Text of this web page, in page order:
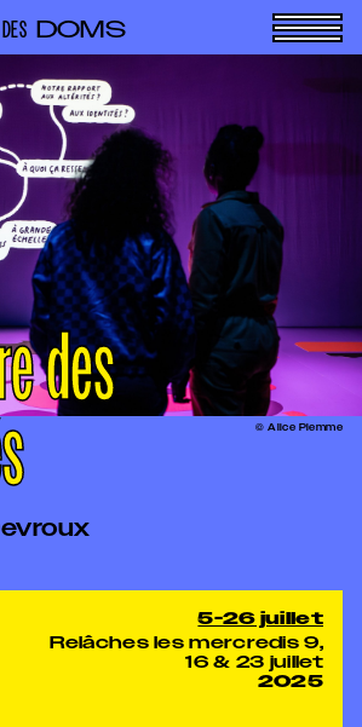
DES DOMS
des
© Alice Piemme
5-26 juillet
Relâches les mercredis 9,
16 & 23 juillet
2025
cookies